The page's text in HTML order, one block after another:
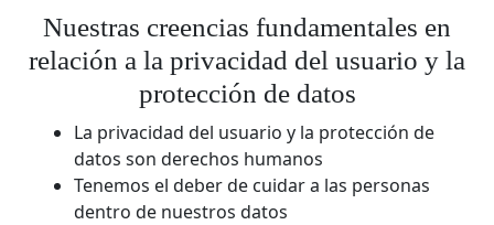
Nuestras creencias fundamentales en
relación a la privacidad del usuario y la
protección de datos
La privacidad del usuario y la protección de
datos son derechos humanos
Tenemos el deber de cuidar a las personas
dentro de nuestros datos